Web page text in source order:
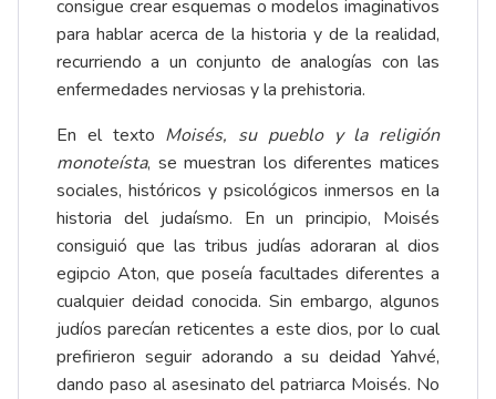
consigue crear esquemas o modelos imaginativos
para hablar acerca de la historia y de la realidad,
recurriendo a un conjunto de analogías con las
enfermedades nerviosas y la prehistoria.
En el texto Moisés, su pueblo y la religión
monoteísta, se muestran los diferentes matices
sociales, históricos y psicológicos inmersos en la
historia del judaísmo. En un principio, Moisés
consiguió que las tribus judías adoraran al dios
egipcio Aton, que poseía facultades diferentes a
cualquier deidad conocida. Sin embargo, algunos
judíos parecían reticentes a este dios, por lo cual
prefirieron seguir adorando a su deidad Yahvé,
dando paso al asesinato del patriarca Moisés. No